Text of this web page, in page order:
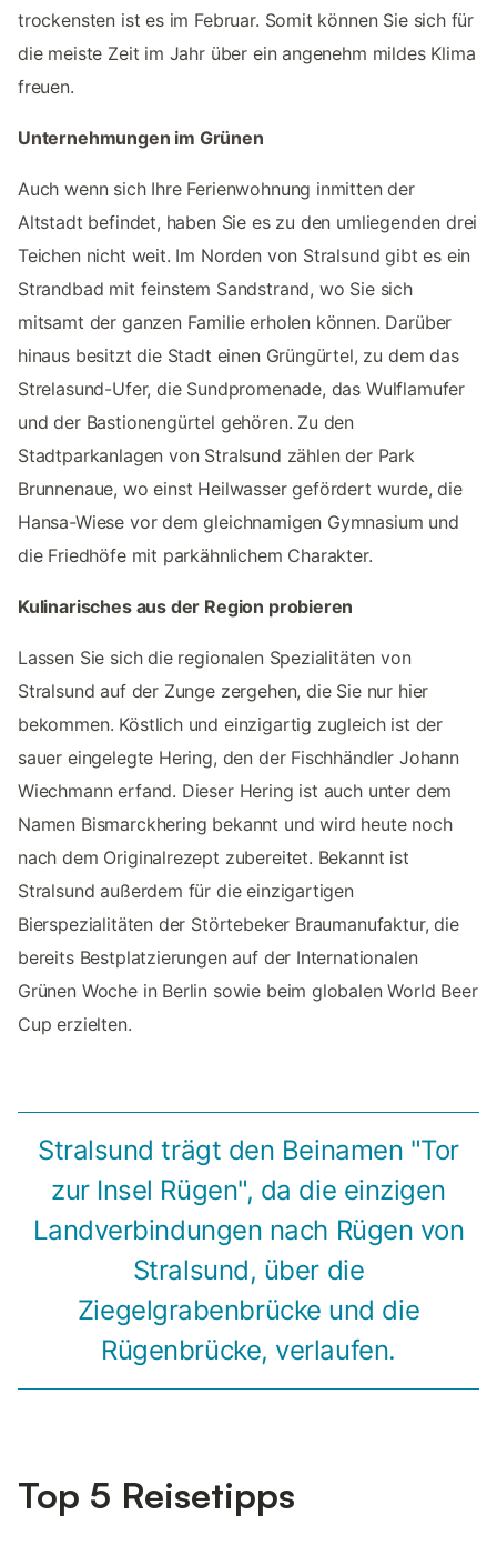
trockensten ist es im Februar. Somit können Sie sich für
die meiste Zeit im Jahr über ein angenehm mildes Klima
freuen.
Unternehmungen im Grünen
Auch wenn sich Ihre Ferienwohnung inmitten der
Altstadt befindet, haben Sie es zu den umliegenden drei
Teichen nicht weit. Im Norden von Stralsund gibt es ein
Strandbad mit feinstem Sandstrand, wo Sie sich
mitsamt der ganzen Familie erholen können. Darüber
hinaus besitzt die Stadt einen Grüngürtel, zu dem das
Strelasund-Ufer, die Sundpromenade, das Wulflamufer
und der Bastionengürtel gehören. Zu den
Stadtparkanlagen von Stralsund zählen der Park
Brunnenaue, wo einst Heilwasser gefördert wurde, die
Hansa-Wiese vor dem gleichnamigen Gymnasium und
die Friedhöfe mit parkähnlichem Charakter.
Kulinarisches aus der Region probieren
Lassen Sie sich die regionalen Spezialitäten von
Stralsund auf der Zunge zergehen, die Sie nur hier
bekommen. Köstlich und einzigartig zugleich ist der
sauer eingelegte Hering, den der Fischhändler Johann
Wiechmann erfand. Dieser Hering ist auch unter dem
Namen Bismarckhering bekannt und wird heute noch
nach dem Originalrezept zubereitet. Bekannt ist
Stralsund außerdem für die einzigartigen
Bierspezialitäten der Störtebeker Braumanufaktur, die
bereits Bestplatzierungen auf der Internationalen
Grünen Woche in Berlin sowie beim globalen World Beer
Cup erzielten.
Stralsund trägt den Beinamen "Tor
zur Insel Rügen", da die einzigen
Landverbindungen nach Rügen von
Stralsund, über die
Ziegelgrabenbrücke und die
Rügenbrücke, verlaufen.
Top 5 Reisetipps